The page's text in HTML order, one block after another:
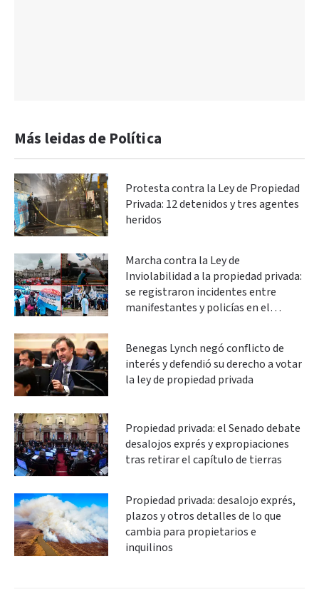
Más leidas de Política
Protesta contra la Ley de Propiedad
Privada: 12 detenidos y tres agentes
heridos
Marcha contra la Ley de
Inviolabilidad a la propiedad privada:
se registraron incidentes entre
manifestantes y policías en el
Benegas Lynch negó conflicto de
interés y defendió su derecho a votar
la ley de propiedad privada
Propiedad privada: el Senado debate
desalojos exprés y expropiaciones
tras retirar el capítulo de tierras
Propiedad privada: desalojo exprés,
plazos y otros detalles de lo que
cambia para propietarios e
inquilinos